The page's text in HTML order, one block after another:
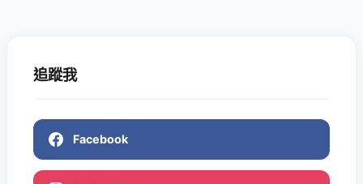
追蹤我
Facebook